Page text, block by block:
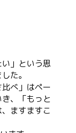
」という思
た。
べ」はペー
、「もっと
ますますこ